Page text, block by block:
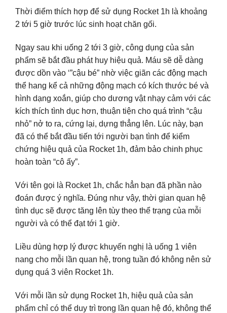
Thời điểm thích hợp để sử dụng Rocket 1h là khoảng
2 tới 5 giờ trước lúc sinh hoạt chăn gối.
Ngay sau khi uống 2 tới 3 giờ, công dụng của sản
phẩm sẽ bắt đầu phát huy hiệu quả. Máu sẽ dễ dàng
được dồn vào ‘”cậu bé” nhờ việc giãn các động mạch
thể hang kể cả những động mạch có kích thước bé và
hình dạng xoắn, giúp cho dương vật nhạy cảm với các
kích thích tình dục hơn, thuận tiện cho quá trình “cậu
nhỏ” nở to ra, cứng lại, dựng thẳng lên. Lúc này, bạn
đã có thể bắt đầu tiến tới người bạn tình để kiểm
chứng hiệu quả của Rocket 1h, đảm bảo chinh phục
hoàn toàn “cô ấy”.
Với tên gọi là Rocket 1h, chắc hẳn bạn đã phần nào
đoán được ý nghĩa. Đúng như vậy, thời gian quan hệ
tình dục sẽ được tăng lên tùy theo thể trạng của mỗi
người và có thể đạt tới 1 giờ.
Liều dùng hợp lý được khuyến nghị là uống 1 viên
nang cho mỗi lần quan hệ, trong tuần đó không nên sử
dụng quá 3 viên Rocket 1h.
Với mỗi lần sử dụng Rocket 1h, hiệu quả của sản
phẩm chỉ có thể duy trì trong lần quan hệ đó, không thể